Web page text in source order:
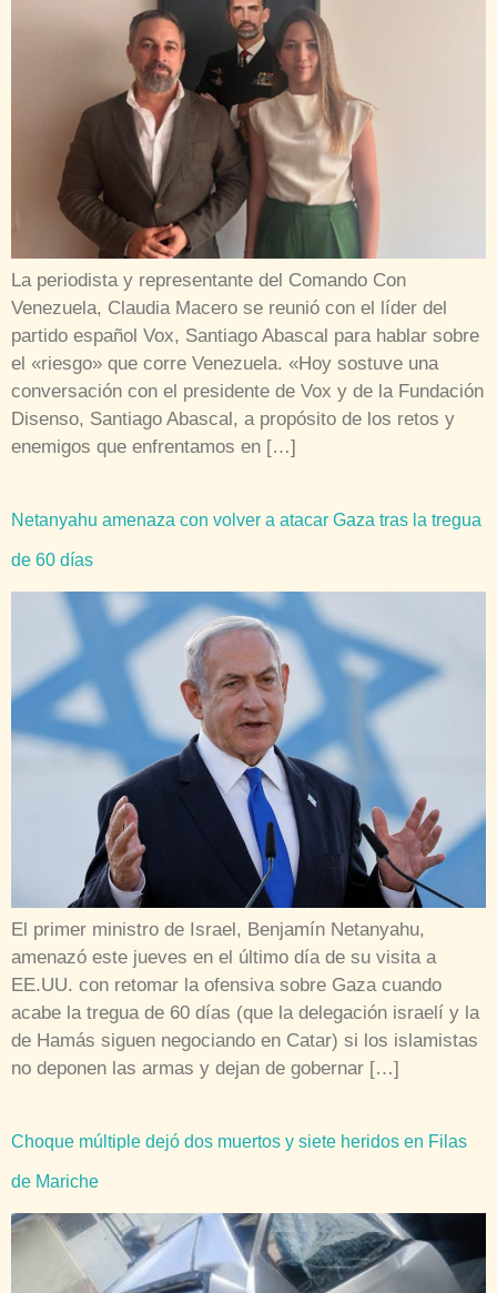
La periodista y representante del Comando Con
Venezuela, Claudia Macero se reunió con el líder del
partido español Vox, Santiago Abascal para hablar sobre
el «riesgo» que corre Venezuela. «Hoy sostuve una
conversación con el presidente de Vox y de la Fundación
Disenso, Santiago Abascal, a propósito de los retos y
enemigos que enfrentamos en […]
Netanyahu amenaza con volver a atacar Gaza tras la tregua
de 60 días
El primer ministro de Israel, Benjamín Netanyahu,
amenazó este jueves en el último día de su visita a
EE.UU. con retomar la ofensiva sobre Gaza cuando
acabe la tregua de 60 días (que la delegación israelí y la
de Hamás siguen negociando en Catar) si los islamistas
no deponen las armas y dejan de gobernar […]
Choque múltiple dejó dos muertos y siete heridos en Filas
de Mariche